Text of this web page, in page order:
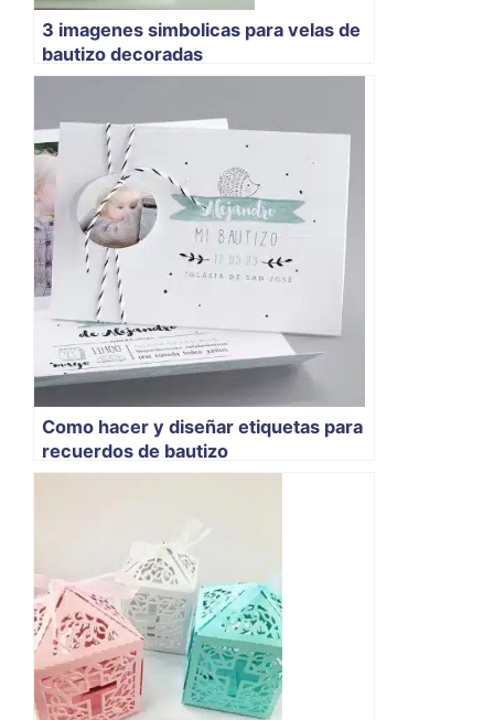
3 imagenes simbolicas para velas de
bautizo decoradas
Como hacer y diseñar etiquetas para
recuerdos de bautizo